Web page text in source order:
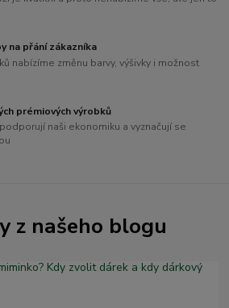
na přání zákazníka
nabízíme změnu barvy, výšivky i možnost
prémiových výrobků
naši ekonomiku a vyznačují se
z našeho blogu